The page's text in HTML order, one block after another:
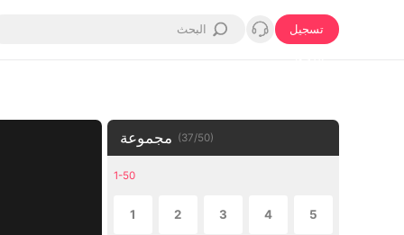
تسجيل
مجموعة (37/50)
1-50
1 2 3 4 5